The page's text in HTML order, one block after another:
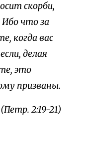
скорби,
Ибо что за
когда вас
делая
это
призваны.
2:19-21)